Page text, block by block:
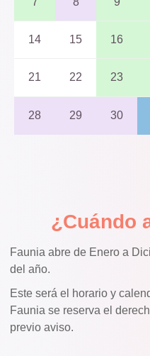
14 15 16
21 22 23
28 29 30
¿Cuándo
Faunia abre de Enero a
del año.
Este será el horario y
Faunia se reserva el
previo aviso.